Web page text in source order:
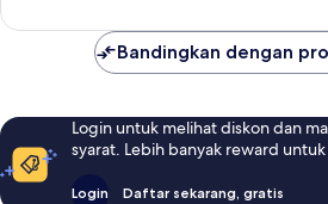
Bandingkan dengan
Login untuk melihat diskon dan
syarat. Lebih banyak reward
Login Daftar sekarang, gratis